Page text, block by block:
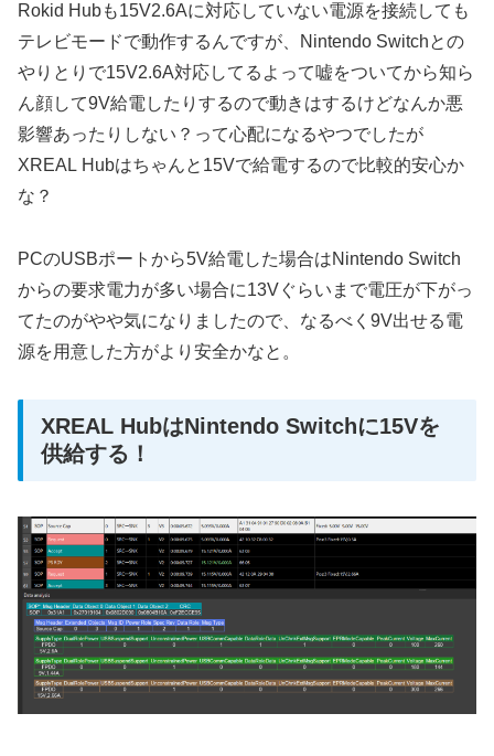
Rokid Hubも15V2.6Aに対応していない電源を接続しても
テレビモードで動作するんですが、Nintendo Switchとの
やりとりで15V2.6A対応してるよって嘘をついてから知ら
ん顔して9V給電したりするので動きはするけどなんか悪
影響あったりしない？って心配になるやつでしたが
XREAL Hubはちゃんと15Vで給電するので比較的安心か
な？
PCのUSBポートから5V給電した場合はNintendo Switch
からの要求電力が多い場合に13Vぐらいまで電圧が下がっ
てたのがやや気になりましたので、なるべく9V出せる電
源を用意した方がより安全かなと。
XREAL HubはNintendo Switchに15Vを
供給する！